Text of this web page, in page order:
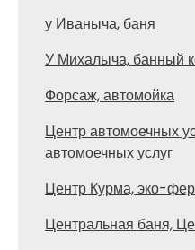
у Иваныча, баня
У Михалыча, банный
Форсаж, автомойка
Центр автомоечных
автомоечных услуг
Центр Курма, эко-
Центральная баня,